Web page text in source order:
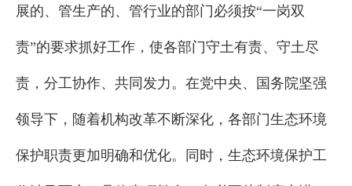
展的、管生产的、管行业的部门必须按“一岗双
责”的要求抓好工作，使各部门守土有责、守土尽
责，分工协作、共同发力。在党中央、国务院坚强
领导下，随着机构改革不断深化，各部门生态环境
保护职责更加明确和优化。同时，生态环境保护工